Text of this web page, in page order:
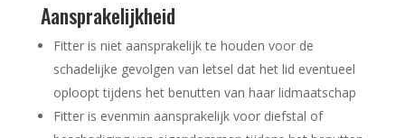
Aansprakelijkheid
Fitter is niet aansprakelijk te houden voor de
schadelijke gevolgen van letsel dat het lid eventueel
oploopt tijdens het benutten van haar lidmaatschap
Fitter is evenmin aansprakelijk voor diefstal of